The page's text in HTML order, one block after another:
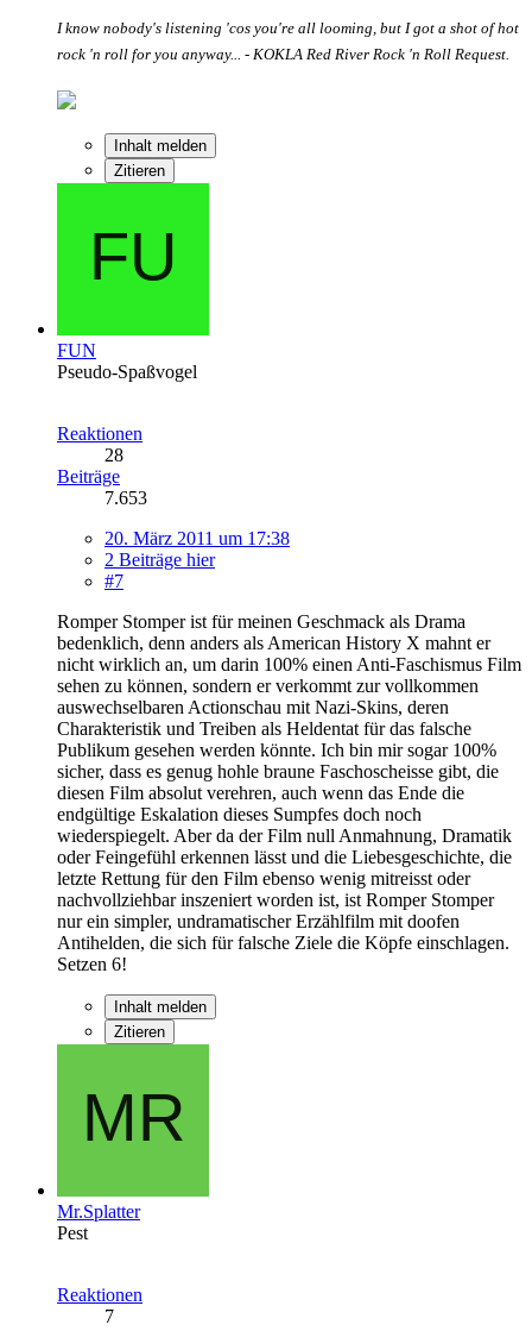
I know nobody's listening 'cos you're all looming, but I got a shot of hot
rock 'n roll for you anyway... - KOKLA Red River Rock 'n Roll Request.
Inhalt melden
Zitieren
FUN
Pseudo-Spaßvogel
Reaktionen
28
Beiträge
7.653
20. März 2011 um 17:38
2 Beiträge hier
#7
Romper Stomper ist für meinen Geschmack als Drama
bedenklich, denn anders als American History X mahnt er
nicht wirklich an, um darin 100% einen Anti-Faschismus Film
sehen zu können, sondern er verkommt zur vollkommen
auswechselbaren Actionschau mit Nazi-Skins, deren
Charakteristik und Treiben als Heldentat für das falsche
Publikum gesehen werden könnte. Ich bin mir sogar 100%
sicher, dass es genug hohle braune Faschoscheisse gibt, die
diesen Film absolut verehren, auch wenn das Ende die
endgültige Eskalation dieses Sumpfes doch noch
wiederspiegelt. Aber da der Film null Anmahnung, Dramatik
oder Feingefühl erkennen lässt und die Liebesgeschichte, die
letzte Rettung für den Film ebenso wenig mitreisst oder
nachvollziehbar inszeniert worden ist, ist Romper Stomper
nur ein simpler, undramatischer Erzählfilm mit doofen
Antihelden, die sich für falsche Ziele die Köpfe einschlagen.
Setzen 6!
Inhalt melden
Zitieren
Mr.Splatter
Pest
Reaktionen
7